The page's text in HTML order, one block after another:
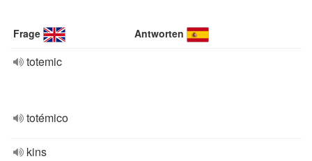
Frage Antworten
totemic
totémico
kins